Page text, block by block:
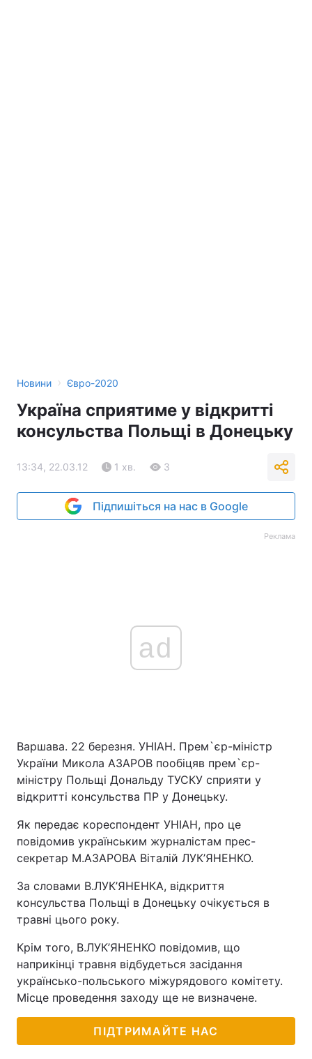
Новини › Євро-2020
Україна сприятиме у відкритті
консульства Польщі в Донецьку
13:34, 22.03.12 1 хв. 3
Підпишіться на нас в Google
Реклама
ad
Варшава. 22 березня. УНІАН. Прем`єр-міністр
України Микола АЗАРОВ пообіцяв прем`єр-
міністру Польщі Дональду ТУСКУ сприяти у
відкритті консульства ПР у Донецьку.
Як передає кореспондент УНІАН, про це
повідомив українським журналістам прес-
секретар М.АЗАРОВА Віталій ЛУК’ЯНЕНКО.
За словами В.ЛУК’ЯНЕНКА, відкриття
консульства Польщі в Донецьку очікується в
травні цього року.
Крім того, В.ЛУК’ЯНЕНКО повідомив, що
наприкінці травня відбудеться засідання
українсько-польського міжурядового комітету.
Місце проведення заходу ще не визначене.
ПІДТРИМАЙТЕ НАС